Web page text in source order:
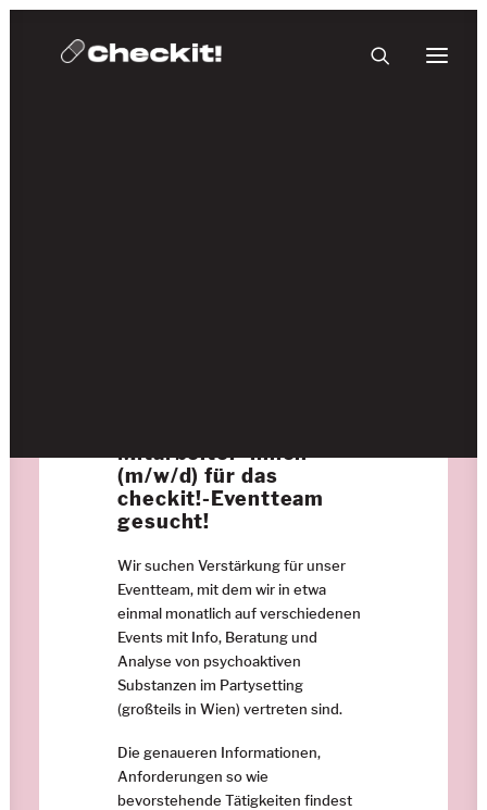
Mitarbeiter*innen
(m/w/d) für das
checkit!-Eventteam
gesucht!
Wir suchen Verstärkung für unser
Eventteam, mit dem wir in etwa
einmal monatlich auf verschiedenen
Events mit Info, Beratung und
Analyse von psychoaktiven
Substanzen im Partysetting
(großteils in Wien) vertreten sind.
Die genaueren Informationen,
Anforderungen so wie
bevorstehende Tätigkeiten findest